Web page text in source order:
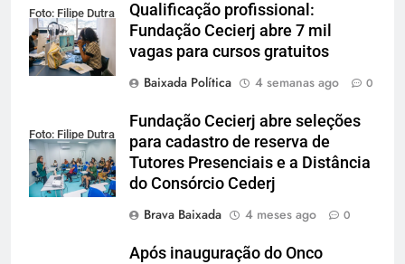
Foto: Filipe Dutra
Qualificação profissional:
Fundação Cecierj abre 7 mil
vagas para cursos gratuitos
Baixada Política
4 semanas ago 0
Foto: Filipe Dutra
Fundação Cecierj abre seleções
para cadastro de reserva de
Tutores Presenciais e a Distância
do Consórcio Cederj
Brava Baixada
4 meses ago 0
Após inauguração do Onco